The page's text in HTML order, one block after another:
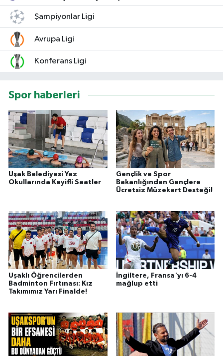
Şampiyonlar Ligi
Avrupa Ligi
Konferans Ligi
Spor haberleri
Uşak Belediyesi Yaz
Okullarında Keyifli Saatler
Gençlik ve Spor
Bakanlığından Gençlere
Ücretsiz Müzekart Desteği!
Uşaklı Öğrencilerden
Badminton Fırtınası: Kız
Takımımız Yarı Finalde!
İngiltere, Fransa'yı 6-4
mağlup etti